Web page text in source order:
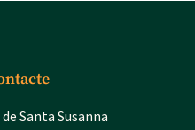
Santa Susanna